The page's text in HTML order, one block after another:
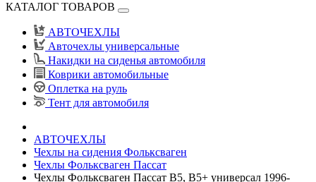
КАТАЛОГ ТОВАРОВ
АВТОЧЕХЛЫ
Авточехлы универсальные
Накидки на сиденья автомобиля
Коврики автомобильные
Оплетка на руль
Тент для автомобиля
АВТОЧЕХЛЫ
Чехлы на сидения Фольксваген
Чехлы Фольксваген Пассат
Чехлы Фольксваген Пассат В5, В5+ универсал 1996-